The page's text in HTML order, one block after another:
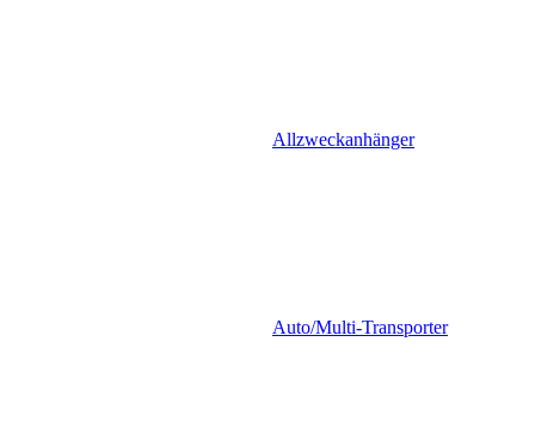
Allzweckanhänger
Auto/Multi-Transporter